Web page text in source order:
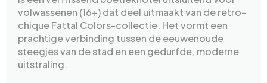
volwassenen (16+) dat deel uitmaakt van de retro-
chique Fattal Colors-collectie. Het vormt een
prachtige verbinding tussen de eeuwenoude
steegjes van de stad en een gedurfde, moderne
uitstraling.